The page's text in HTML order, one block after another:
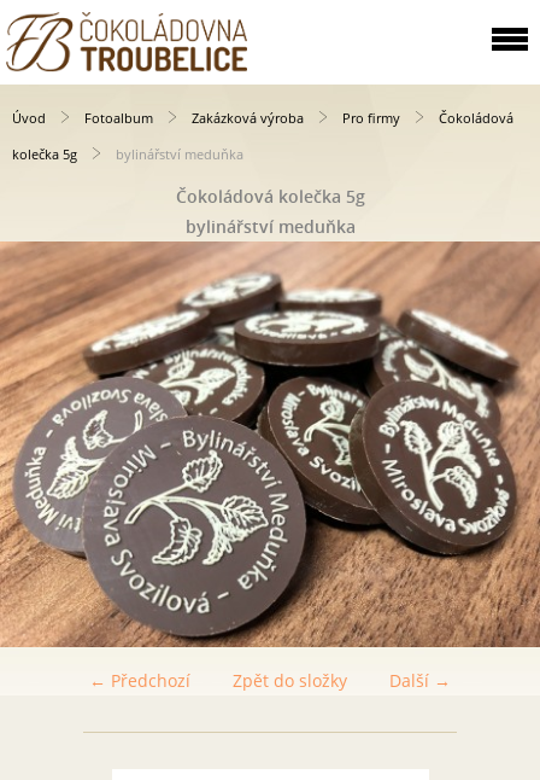
Úvod Fotoalbum Zakázková výroba Pro firmy
Čokoládová
kolečka 5g
bylinářství meduňka
Čokoládová kolečka 5g
bylinářství meduňka
← Předchozí Další →
Zpět do složky